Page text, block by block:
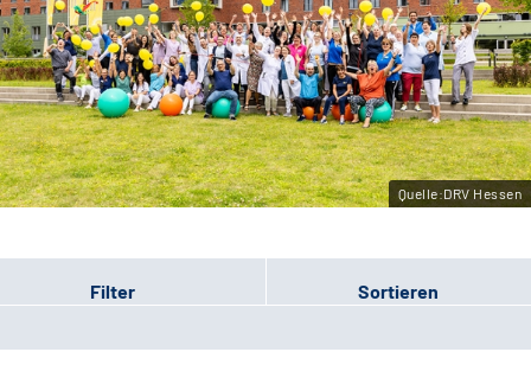
Suche
Leichte Sprache
Gebärdensprache
Quelle:DRV Hessen
Filter Sortieren